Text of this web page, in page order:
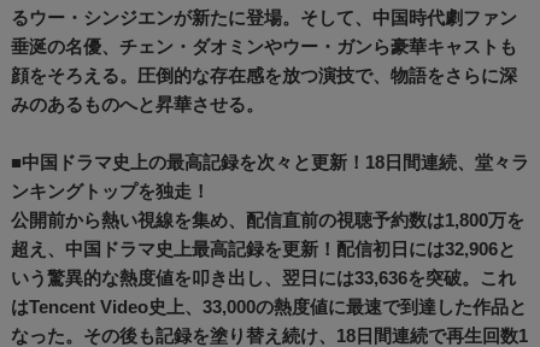
るウー・シンジエンが新たに登場。そして、中国時代劇ファン
垂涎の名優、チェン・ダオミンやウー・ガンら豪華キャストも
顔をそろえる。圧倒的な存在感を放つ演技で、物語をさらに深
みのあるものへと昇華させる。
■中国ドラマ史上の最高記録を次々と更新！18日間連続、堂々ラ
ンキングトップを独走！
公開前から熱い視線を集め、配信直前の視聴予約数は1,800万を
超え、中国ドラマ史上最高記録を更新！配信初日には32,906と
いう驚異的な熱度値を叩き出し、翌日には33,636を突破。これ
はTencent Video史上、33,000の熱度値に最速で到達した作品と
なった。その後も記録を塗り替え続け、18日間連続で再生回数1